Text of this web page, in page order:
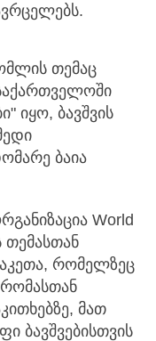
თემაც
იყო, ბავშვის
ბაია
World
თემასთან
რომელზეც
მათ
ბავშვებისთვის